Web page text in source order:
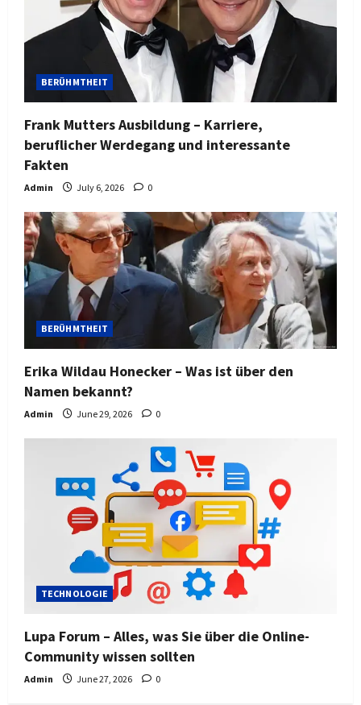
BERÜHMTHEIT
Frank Mutters Ausbildung – Karriere,
beruflicher Werdegang und interessante
Fakten
Admin July 6, 2026 0
BERÜHMTHEIT
Erika Wildau Honecker – Was ist über den
Namen bekannt?
Admin June 29, 2026 0
TECHNOLOGIE
Lupa Forum – Alles, was Sie über die Online-
Community wissen sollten
Admin June 27, 2026 0